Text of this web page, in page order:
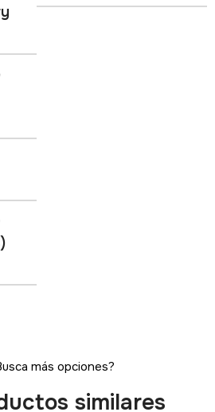
más opciones?
similares